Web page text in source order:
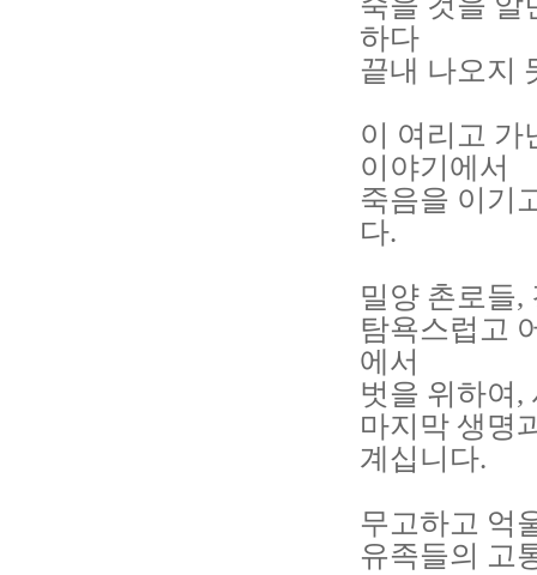
하다
끝내 나오지
이 여리고 가
이야기에서
죽음을 이기
다.
밀양 촌로들,
탐욕스럽고
에서
벗을 위하여,
마지막 생명
계십니다.
무고하고 억
유족들의 고